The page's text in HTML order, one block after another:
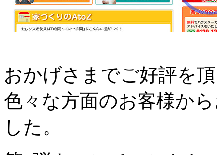
おかげさまでご好評を
色々な方面のお客様か
した。